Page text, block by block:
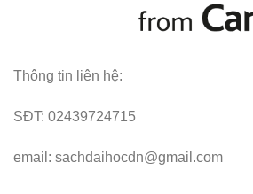
Thông tin liên hệ:
SĐT: 02439724715
email: sachdaihocdn@gmail.com